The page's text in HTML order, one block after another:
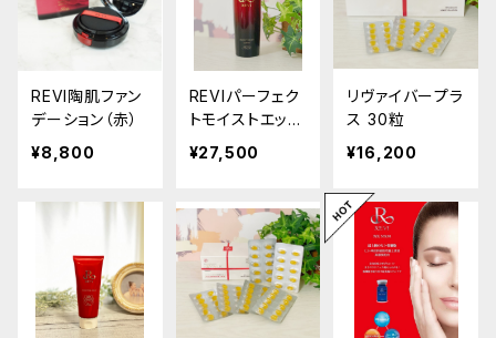
REVI陶肌ファン
デーション（赤）
¥8,800
REVIパーフェク
トモイストエッセ
ンス
¥27,500
リヴァイバープラ
ス 30粒
¥16,200